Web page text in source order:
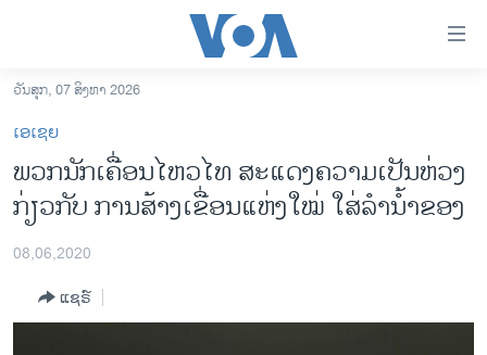
ເຂົ້າ
ຫາ
ຂ້າມ
ຂ້າມ
ຫາ
ອາເມຣິກາ
ການເລືອກຕັ້ງ ປະທານາທີບໍດີ ສະຫະລັດ 2024
ຂ່າວ​ຈີນ
ໂລກ
ວັນສຸກ, 07 ສິງຫາ 2026
ເອເຊຍ
ພວກນັກເຄື່ອນໄຫວໄທ ສະແດງຄວາມເປັນຫ່ວງ
ກ່ຽວກັບ ການສ້າງເຂື່ອນແຫ່ງໃໝ່ ໃສ່ລຳນ້ຳຂອງ
08,06,2020
ແຊຣ໌